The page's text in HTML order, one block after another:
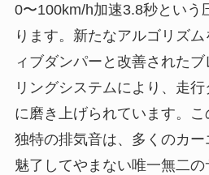
0〜100km/h加速3.8秒という
ります。新たなアルゴリズ
ィブダンパーと改善された
リングシステムにより、走
に磨き上げられています。
独特の排気音は、多くのカ
魅了してやまない唯一無二の